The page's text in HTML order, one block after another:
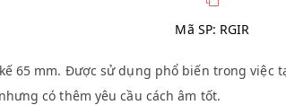
Mã SP: RGIR
65 mm. Được sử dụng phổ biến trong việc
có thêm yêu cầu cách âm tốt.